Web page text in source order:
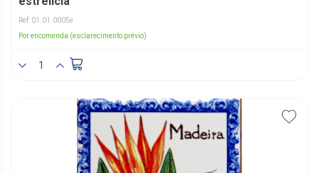
Ref: 01.01.0005e
Por encomenda (esclarecimento prévio)